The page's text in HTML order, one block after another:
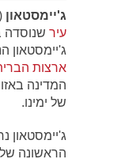
ג'יימסטאון
עיר שנוסדה
ג'יימסטאון
ארצות
המדינה
של ימינו.
ג'יימסטאון
הראשונה של